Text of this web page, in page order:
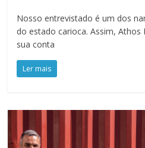
Nosso entrevistado é um dos
do estado carioca. Assim, Athos
sua conta
Ler mais